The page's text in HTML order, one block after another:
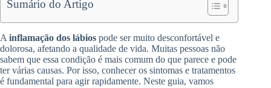
Sumário do Artigo
A inflamação dos lábios pode ser muito desconfortável e
dolorosa, afetando a qualidade de vida. Muitas pessoas não
sabem que essa condição é mais comum do que parece e pode
ter várias causas. Por isso, conhecer os sintomas e tratamentos
é fundamental para agir rapidamente. Neste guia, vamos